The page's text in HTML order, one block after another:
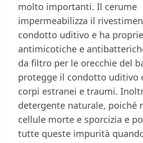
molto importanti. Il cerume
impermeabilizza il
condotto uditivo e ha
antimicotiche e
da filtro per le orecchie del
protegge il condotto uditivo
corpi estranei e traumi.
detergente naturale, poiché
cellule morte e sporcizia e
tutte queste impurità